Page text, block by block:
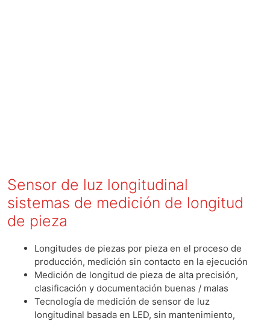
Sensor de luz longitudinal
sistemas de medición de longitud
de pieza
Longitudes de piezas por pieza en el proceso de
producción, medición sin contacto en la ejecución
Medición de longitud de pieza de alta precisión,
clasificación y documentación buenas / malas
Tecnología de medición de sensor de luz
longitudinal basada en LED, sin mantenimiento,